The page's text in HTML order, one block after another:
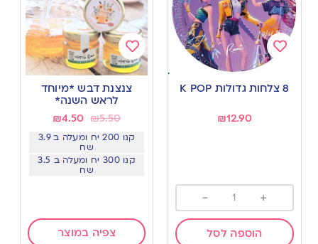
to
wishlist
8 צלחות גדולות K POP
₪12.90
+
-
הוספה לסל
Add
wishlist
צנצנת דבש *מיוחד
לראש השנה*
₪5.50
₪4.50
קנו 200 יח ומעלה ב 3.9
שח
קנו 300 יח ומעלה ב 3.5
שח
צפיה במוצר